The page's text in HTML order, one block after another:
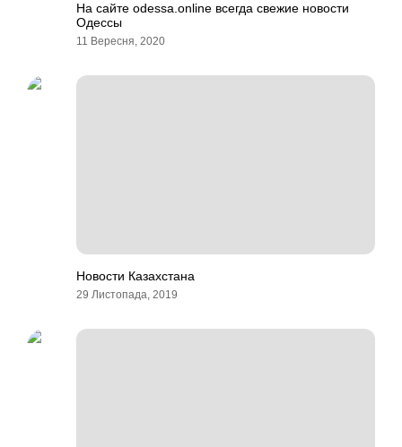
На сайте odessa.online всегда свежие новости
Одессы
11 Вересня, 2020
Новости Казахстана
29 Листопада, 2019